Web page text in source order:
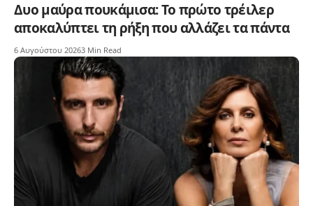
Δυο μαύρα πουκάμισα: Το πρώτο τρέιλερ
αποκαλύπτει τη ρήξη που αλλάζει τα πάντα
6 Αυγούστου 20263 Min Read